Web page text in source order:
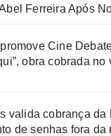
Ferreira Após
Cine
obra cobrada no
valida cobrança da
de senhas fora da